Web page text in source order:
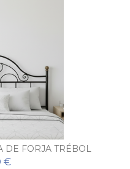
DE FORJA TRÉBOL
€